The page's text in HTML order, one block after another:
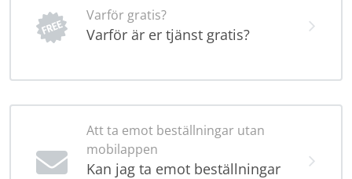
Varför gratis?
Varför är er tjänst gratis?
Att ta emot beställningar utan
mobilappen
Kan jag ta emot beställningar